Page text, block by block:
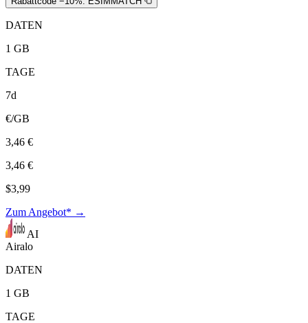
DATEN
1 GB
TAGE
7d
€/GB
3,46 €
3,46 €
$3,99
Zum Angebot* →
AI
Airalo
DATEN
1 GB
TAGE